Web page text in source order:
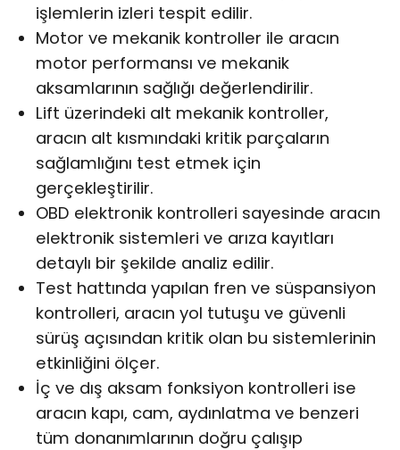
işlemlerin izleri tespit edilir.
Motor ve mekanik kontroller ile aracın
motor performansı ve mekanik
aksamlarının sağlığı değerlendirilir.
Lift üzerindeki alt mekanik kontroller,
aracın alt kısmındaki kritik parçaların
sağlamlığını test etmek için
gerçekleştirilir.
OBD elektronik kontrolleri sayesinde aracın
elektronik sistemleri ve arıza kayıtları
detaylı bir şekilde analiz edilir.
Test hattında yapılan fren ve süspansiyon
kontrolleri, aracın yol tutuşu ve güvenli
sürüş açısından kritik olan bu sistemlerinin
etkinliğini ölçer.
İç ve dış aksam fonksiyon kontrolleri ise
aracın kapı, cam, aydınlatma ve benzeri
tüm donanımlarının doğru çalışıp